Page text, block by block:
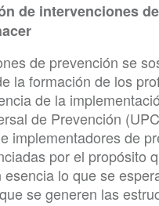
de intervenciones
de prevención se
la formación de los
de la
de Prevención
implementadores de
por el propósito
esencia lo que se
se generen las